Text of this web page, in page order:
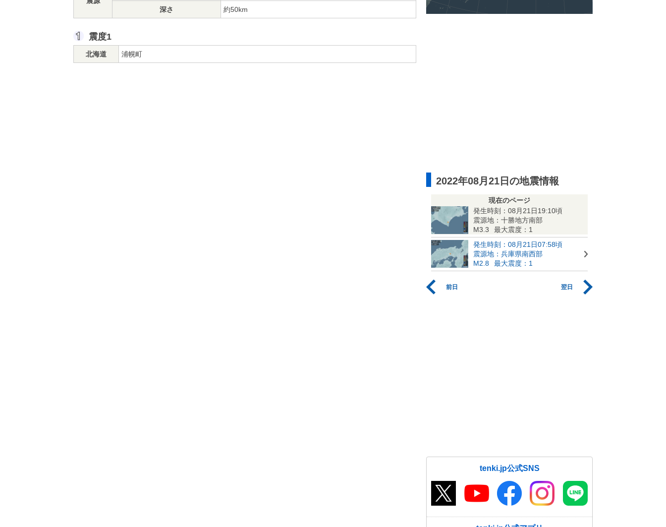
深さ
約50km
震度1
北海道 浦幌町
2022年08月21日の地震情報
現在のページ
発生時刻：08月21日19:10頃
震源地：十勝地方南部
M3.3
最大震度：1
発生時刻：08月21日07:58頃
震源地：兵庫県南西部
M2.8
最大震度：1
前日 翌日
tenki.jp公式SNS